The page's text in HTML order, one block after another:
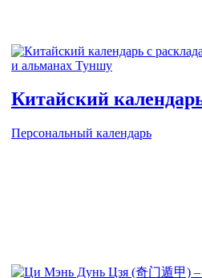
Китайский
Персональный календарь